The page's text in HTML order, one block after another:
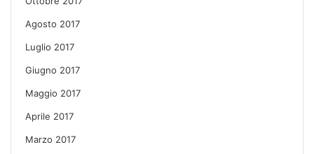
Agosto 2017
Luglio 2017
Giugno 2017
Maggio 2017
Aprile 2017
Marzo 2017